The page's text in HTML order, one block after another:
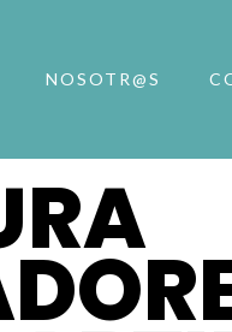
NOSOTR@S